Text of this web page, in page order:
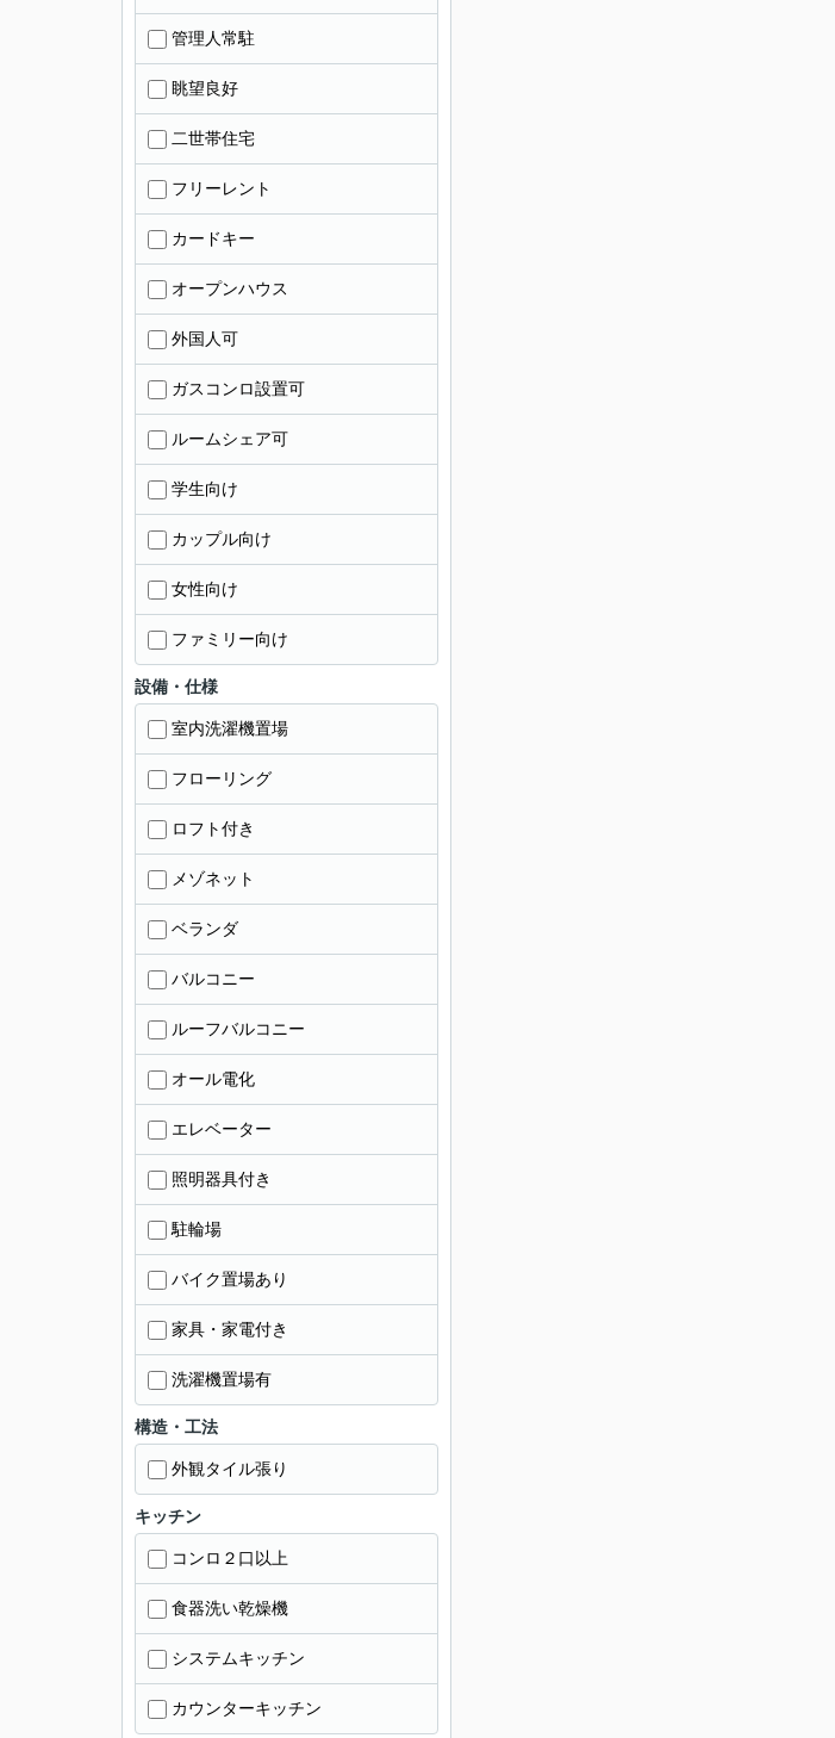
管理人常駐
眺望良好
二世帯住宅
フリーレント
カードキー
オープンハウス
外国人可
ガスコンロ設置可
ルームシェア可
学生向け
カップル向け
女性向け
ファミリー向け
設備・仕様
室内洗濯機置場
フローリング
ロフト付き
メゾネット
ベランダ
バルコニー
ルーフバルコニー
オール電化
エレベーター
照明器具付き
駐輪場
バイク置場あり
家具・家電付き
洗濯機置場有
構造・工法
外観タイル張り
キッチン
コンロ２口以上
食器洗い乾燥機
システムキッチン
カウンターキッチン